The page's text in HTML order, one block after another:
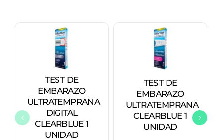
TEST DE
EMBARAZO
ULTRATEMPRANA
DIGITAL
CLEARBLUE 1
UNIDAD
TEST DE
EMBARAZO
ULTRATEMPRANA
CLEARBLUE 1
UNIDAD